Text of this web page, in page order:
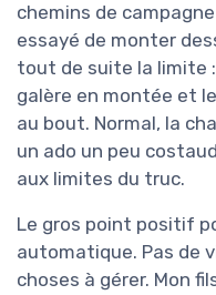
chemins de
essayé de monter
tout de suite la limite
galère en montée et
au bout. Normal, la
un ado un peu
aux limites du truc.
Le gros point positif
automatique. Pas de
choses à gérer. Mon